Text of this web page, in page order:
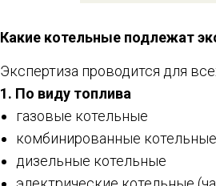
Какие котельные подлежат
Экспертиза проводится для
1. По виду топлива
газовые котельные
комбинированные котельные
дизельные котельные